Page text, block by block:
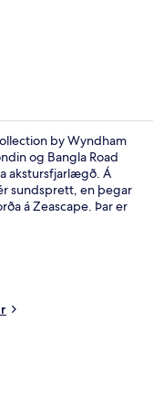
by Wyndham
og Bangla Road
akstursfjarlægð. Á
sundsprett, en þegar
á Zeascape. Þar er
annarra þæginda á
og